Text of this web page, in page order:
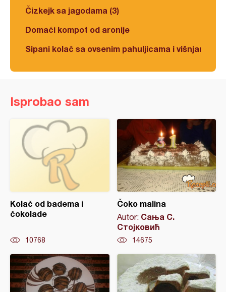
Čizkejk sa jagodama (3)
Domaći kompot od aronije
Sipani kolač sa ovsenim pahuljicama i višnjama
Isprobao sam
Kolač od badema i
čokolade
10768
Čoko malina
Autor: Сања С.
Стојковић
14675